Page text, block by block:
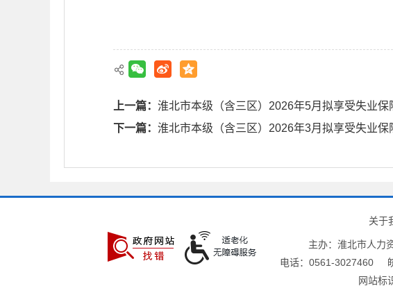
上一篇： 淮北市本级（含三区）2026年5月拟享受失业保
下一篇： 淮北市本级（含三区）2026年3月拟享受失业保
关于
主办：淮北市人力
电话：0561-3027460
网站标